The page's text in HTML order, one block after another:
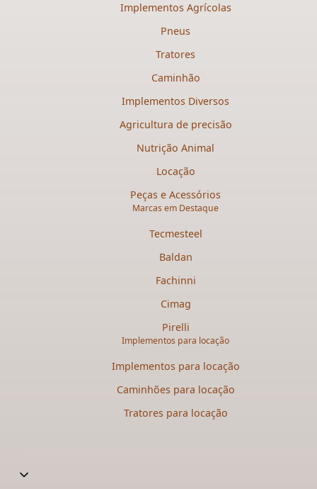
Implementos Agrícolas
Pneus
Tratores
Caminhão
Implementos Diversos
Agricultura de precisão
Nutrição Animal
Locação
Peças e Acessórios
Marcas em Destaque
Tecmesteel
Baldan
Fachinni
Cimag
Pirelli
Implementos para locação
Implementos para locação
Caminhões para locação​
Tratores para locação​